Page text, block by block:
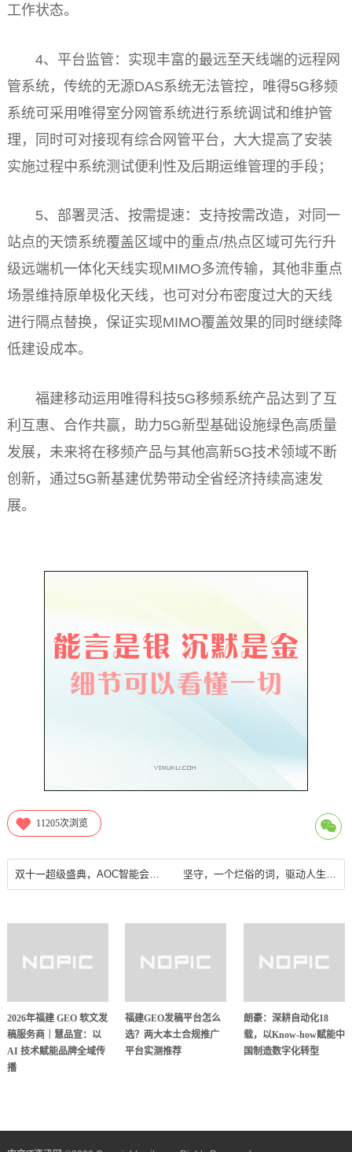
工作状态。
4、 平台监管：实现丰富的最远至天线端的远程网
管系统，传统的无源DAS系统无法管控，唯得5G移频
系统可采用唯得室分网管系统进行系统调试和维护管
理，同时可对接现有综合网管平台 ， 大大提高了安装
实施过程中系统测试便利 性及后期运维管理的手段；
5、部署灵活、按需提速：支持按需改造，对同一
站点的天馈系统覆盖区域中的重点/热点区域可先行升
级远端机一体化天线实现MIMO多流传输，其他非重点
场景维持原单极化天线，也可对分布密度过大的天线
进行隔点替换，保证实现MIMO覆盖效果的同时继续降
低建设成本。
福建移动运用唯得科技5G移频系统产品达到了互
利互惠、合作共赢，助力5G新型基础设施绿色高质量
发展，未来将在移频产品与其他高新5G技术领域不断
创新，通过5G新基建优势带动全省经济持续高速发
展。
11205次浏览
双十一超级盛典，AOC智能会议平板至高返500元红包！
2026年福建 GEO 软文发
稿服务商｜慧品宣：以
AI 技术赋能品牌全域传
播
福建GEO发稿平台怎么
选？两大本土合规推广
平台实测推荐
朗豪：深耕自动化18
载，以Know-how赋能中
国制造数字化转型